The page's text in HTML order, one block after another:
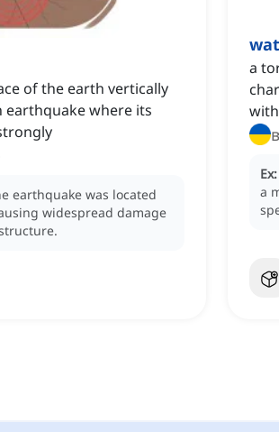
of the earth vertically
earthquake where its
earthquake was located
widespread damage
a
Ex:
a